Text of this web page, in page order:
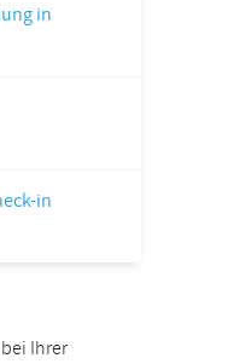
in
in
Ihrer